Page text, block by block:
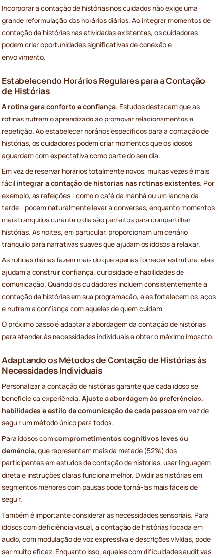
Incorporar a contação de histórias nos cuidados não exige uma
grande reformulação dos horários diários. Ao integrar momentos de
contação de histórias nas atividades existentes, os cuidadores
podem criar oportunidades significativas de conexão e
envolvimento.
Estabelecendo Horários Regulares para a Contação
de Histórias
A rotina gera conforto e confiança. Estudos destacam que as
rotinas nutrem o aprendizado ao promover relacionamentos e
repetição. Ao estabelecer horários específicos para a contação de
histórias, os cuidadores podem criar momentos que os idosos
aguardam com expectativa como parte do seu dia.
Em vez de reservar horários totalmente novos, muitas vezes é mais
fácil integrar a contação de histórias nas rotinas existentes. Por
exemplo, as refeições - como o café da manhã ou um lanche da
tarde - podem naturalmente levar a conversas, enquanto momentos
mais tranquilos durante o dia são perfeitos para compartilhar
histórias. As noites, em particular, proporcionam um cenário
tranquilo para narrativas suaves que ajudam os idosos a relaxar.
As rotinas diárias fazem mais do que apenas fornecer estrutura; elas
ajudam a construir confiança, curiosidade e habilidades de
comunicação. Quando os cuidadores incluem consistentemente a
contação de histórias em sua programação, eles fortalecem os laços
e nutrem a confiança com aqueles de quem cuidam.
O próximo passo é adaptar a abordagem da contação de histórias
para atender às necessidades individuais e obter o máximo impacto.
Adaptando os Métodos de Contação de Histórias às
Necessidades Individuais
Personalizar a contação de histórias garante que cada idoso se
beneficie da experiência. Ajuste a abordagem às preferências,
habilidades e estilo de comunicação de cada pessoaem vez de
seguir um método único para todos.
Para idosos comcomprometimentos cognitivos leves ou
demência, que representam mais da metade (52%) dos
participantes em estudos de contação de histórias, usar linguagem
direta e instruções claras funciona melhor. Dividir as histórias em
segmentos menores com pausas pode torná-las mais fáceis de
seguir.
Também é importante considerar as necessidades sensoriais. Para
idosos com deficiência visual, a contação de histórias focada em
áudio, com modulação de voz expressiva e descrições vívidas, pode
ser muito eficaz. Enquanto isso, aqueles com dificuldades auditivas